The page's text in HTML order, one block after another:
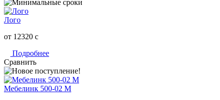
Лого
от 12320 c
Подробнее
Сравнить
Мебелинк 500-02 М